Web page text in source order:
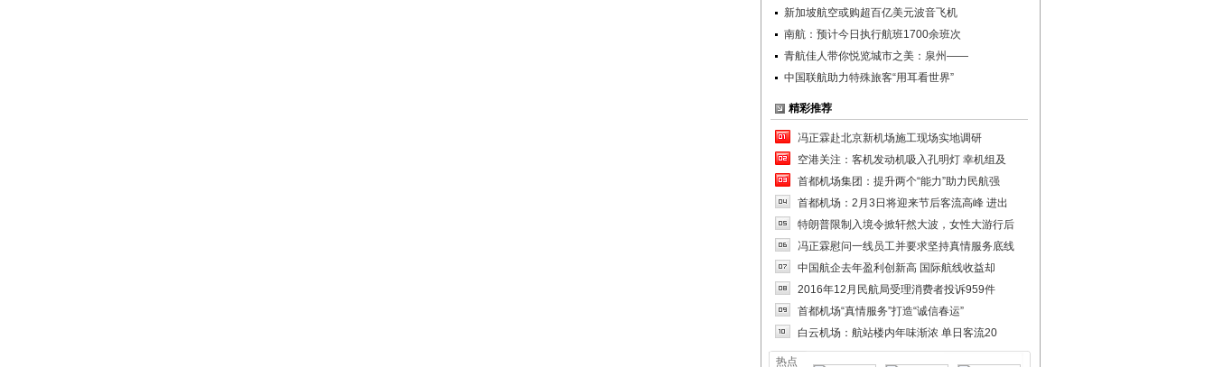
新加坡航空或购超百亿美元波音飞机
南航：预计今日执行航班1700余班次
青航佳人带你悦览城市之美：泉州——
中国联航助力特殊旅客“用耳看世界”
精彩推荐
冯正霖赴北京新机场施工现场实地调研
空港关注：客机发动机吸入孔明灯 幸机组及
首都机场集团：提升两个“能力”助力民航强
首都机场：2月3日将迎来节后客流高峰 进出
特朗普限制入境令掀轩然大波，女性大游行后
冯正霖慰问一线员工并要求坚持真情服务底线
中国航企去年盈利创新高 国际航线收益却
2016年12月民航局受理消费者投诉959件
首都机场“真情服务”打造“诚信春运”
白云机场：航站楼内年味渐浓 单日客流20
热点